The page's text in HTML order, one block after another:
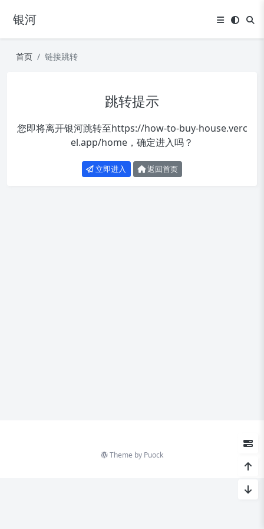
银河
首页 链接跳转
跳转提示
您即将离开银河跳转至https://how-to-buy-house.verc
el.app/home ，确定进入吗？
立即进入 返回首页
Theme by Puock